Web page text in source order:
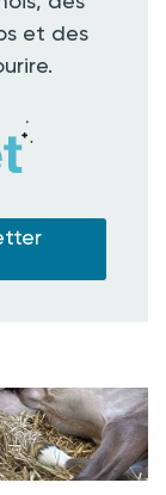
et des